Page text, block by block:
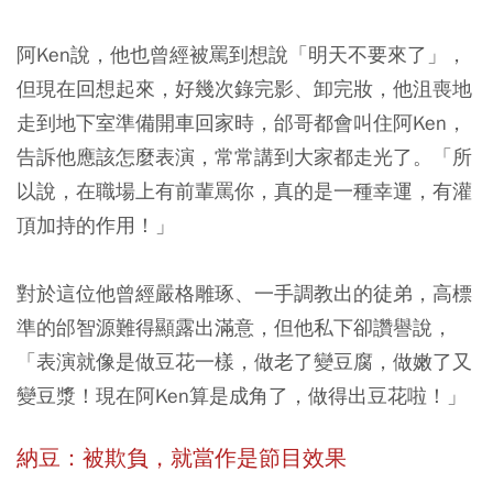
阿Ken說，他也曾經被罵到想說「明天不要來了」，
但現在回想起來，好幾次錄完影、卸完妝，他沮喪地
走到地下室準備開車回家時，邰哥都會叫住阿Ken，
告訴他應該怎麼表演，常常講到大家都走光了。「所
以說，在職場上有前輩罵你，真的是一種幸運，有灌
頂加持的作用！」
對於這位他曾經嚴格雕琢、一手調教出的徒弟，高標
準的邰智源難得顯露出滿意，但他私下卻讚譽說，
「表演就像是做豆花一樣，做老了變豆腐，做嫩了又
變豆漿！現在阿Ken算是成角了，做得出豆花啦！」
納豆：被欺負，就當作是節目效果